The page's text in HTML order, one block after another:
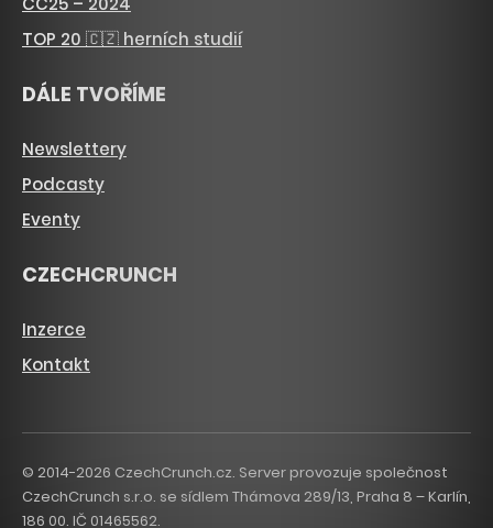
TOP 20 🇨🇿 herních studií
DÁLE TVOŘÍME
Newslettery
Podcasty
Eventy
CZECHCRUNCH
Inzerce
Kontakt
© 2014-2026 CzechCrunch.cz. Server provozuje společnost
CzechCrunch s.r.o. se sídlem Thámova 289/13, Praha 8 – Karlín,
186 00. IČ 01465562.